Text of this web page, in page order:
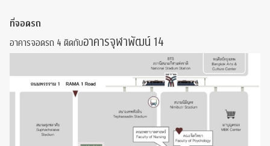
ที่จอดรถ
อาคารจอดรถ 4 ติดกับอาคารจุฬาพัฒน์ 14